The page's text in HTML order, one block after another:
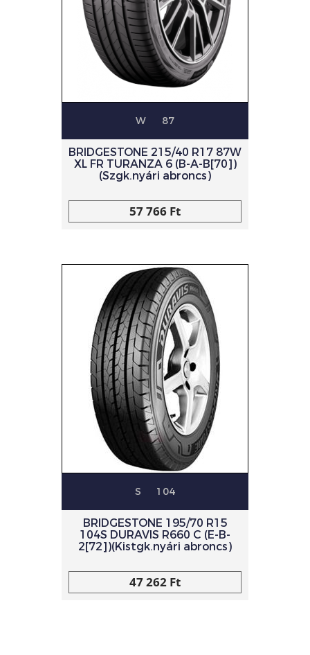
W 87
BRIDGESTONE 215/40 R17 87W
XL FR TURANZA 6 (B-A-B[70])
(Szgk.nyári abroncs)
57 766 Ft
S 104
BRIDGESTONE 195/70 R15
104S DURAVIS R660 C (E-B-
2[72])(Kistgk.nyári abroncs)
47 262 Ft